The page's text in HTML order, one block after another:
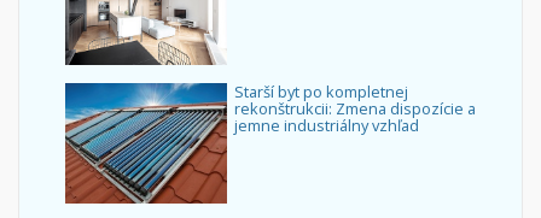
Starší byt po kompletnej
rekonštrukcii: Zmena dispozície a
jemne industriálny vzhľad